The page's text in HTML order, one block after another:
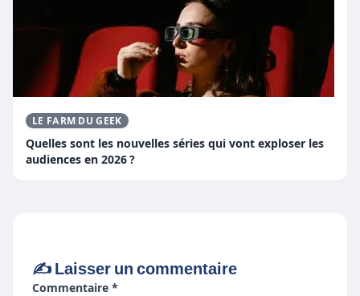
LE FARM DU GEEK
Quelles sont les nouvelles séries qui vont exploser les
audiences en 2026 ?
✍️ Laisser un commentaire
Commentaire *